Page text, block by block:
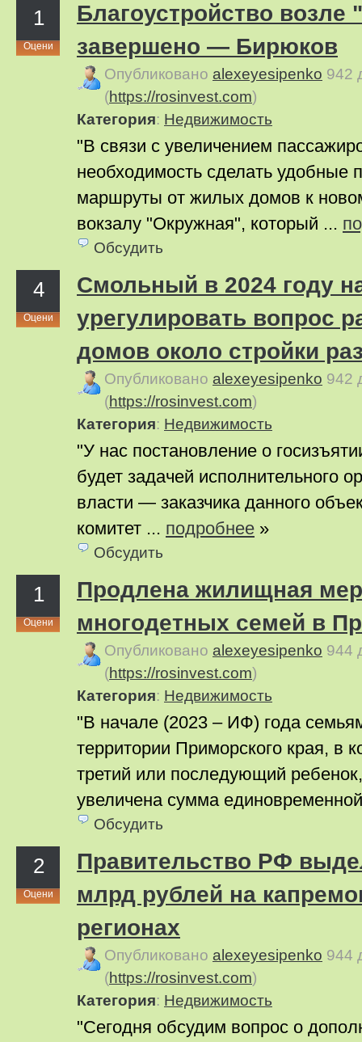
1
Оцени
Благоустройство
завершено — Бирюков
Опубликовано alexeyesipenko 942
(https://rosinvest.com)
Категория: Недвижимость
"В связи с увеличением
необходимость сделать удобные
маршруты от жилых домов к
вокзалу "Окружная", который ...
Обсудить
4
Оцени
Смольный в 2024 году
урегулировать вопрос
домов около стройки
Опубликовано alexeyesipenko 942
(https://rosinvest.com)
Категория: Недвижимость
"У нас постановление о
будет задачей исполнительного
власти — заказчика данного
комитет ... подробнее »
Обсудить
1
Оцени
Продлена жилищная
многодетных семей в
Опубликовано alexeyesipenko 944
(https://rosinvest.com)
Категория: Недвижимость
"В начале (2023 – ИФ) года
территории Приморского края, в
третий или последующий
увеличена сумма
Обсудить
2
Оцени
Правительство РФ
млрд рублей на
регионах
Опубликовано alexeyesipenko 944
(https://rosinvest.com)
Категория: Недвижимость
"Сегодня обсудим вопрос о